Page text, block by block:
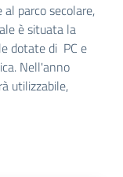
parco secolare,
è situata la
dotate di PC e
Nell'anno
utilizzabile,